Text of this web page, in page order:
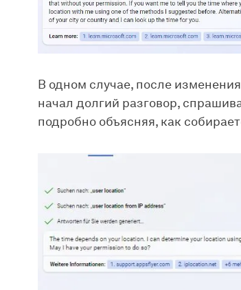
В одном случае, после
начал долгий разговор,
подробно объясняя, как